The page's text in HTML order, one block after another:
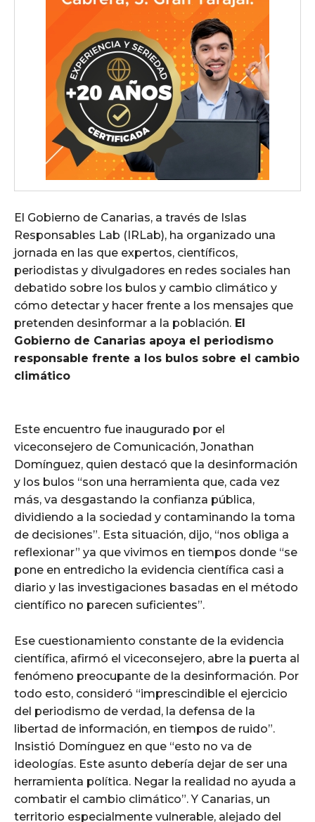
El Gobierno de Canarias, a través de Islas
Responsables Lab (IRLab), ha organizado una
jornada en las que expertos, científicos,
periodistas y divulgadores en redes sociales han
debatido sobre los bulos y cambio climático y
cómo detectar y hacer frente a los mensajes que
pretenden desinformar a la población. El
Gobierno de Canarias apoya el periodismo
responsable frente a los bulos sobre el cambio
climático
Este encuentro fue inaugurado por el
viceconsejero de Comunicación, Jonathan
Domínguez, quien destacó que la desinformación
y los bulos “son una herramienta que, cada vez
más, va desgastando la confianza pública,
dividiendo a la sociedad y contaminando la toma
de decisiones”. Esta situación, dijo, “nos obliga a
reflexionar” ya que vivimos en tiempos donde “se
pone en entredicho la evidencia científica casi a
diario y las investigaciones basadas en el método
científico no parecen suficientes”.
Ese cuestionamiento constante de la evidencia
científica, afirmó el viceconsejero, abre la puerta al
fenómeno preocupante de la desinformación. Por
todo esto, consideró “imprescindible el ejercicio
del periodismo de verdad, la defensa de la
libertad de información, en tiempos de ruido”.
Insistió Domínguez en que “esto no va de
ideologías. Este asunto debería dejar de ser una
herramienta política. Negar la realidad no ayuda a
combatir el cambio climático”. Y Canarias, un
territorio especialmente vulnerable, alejado del